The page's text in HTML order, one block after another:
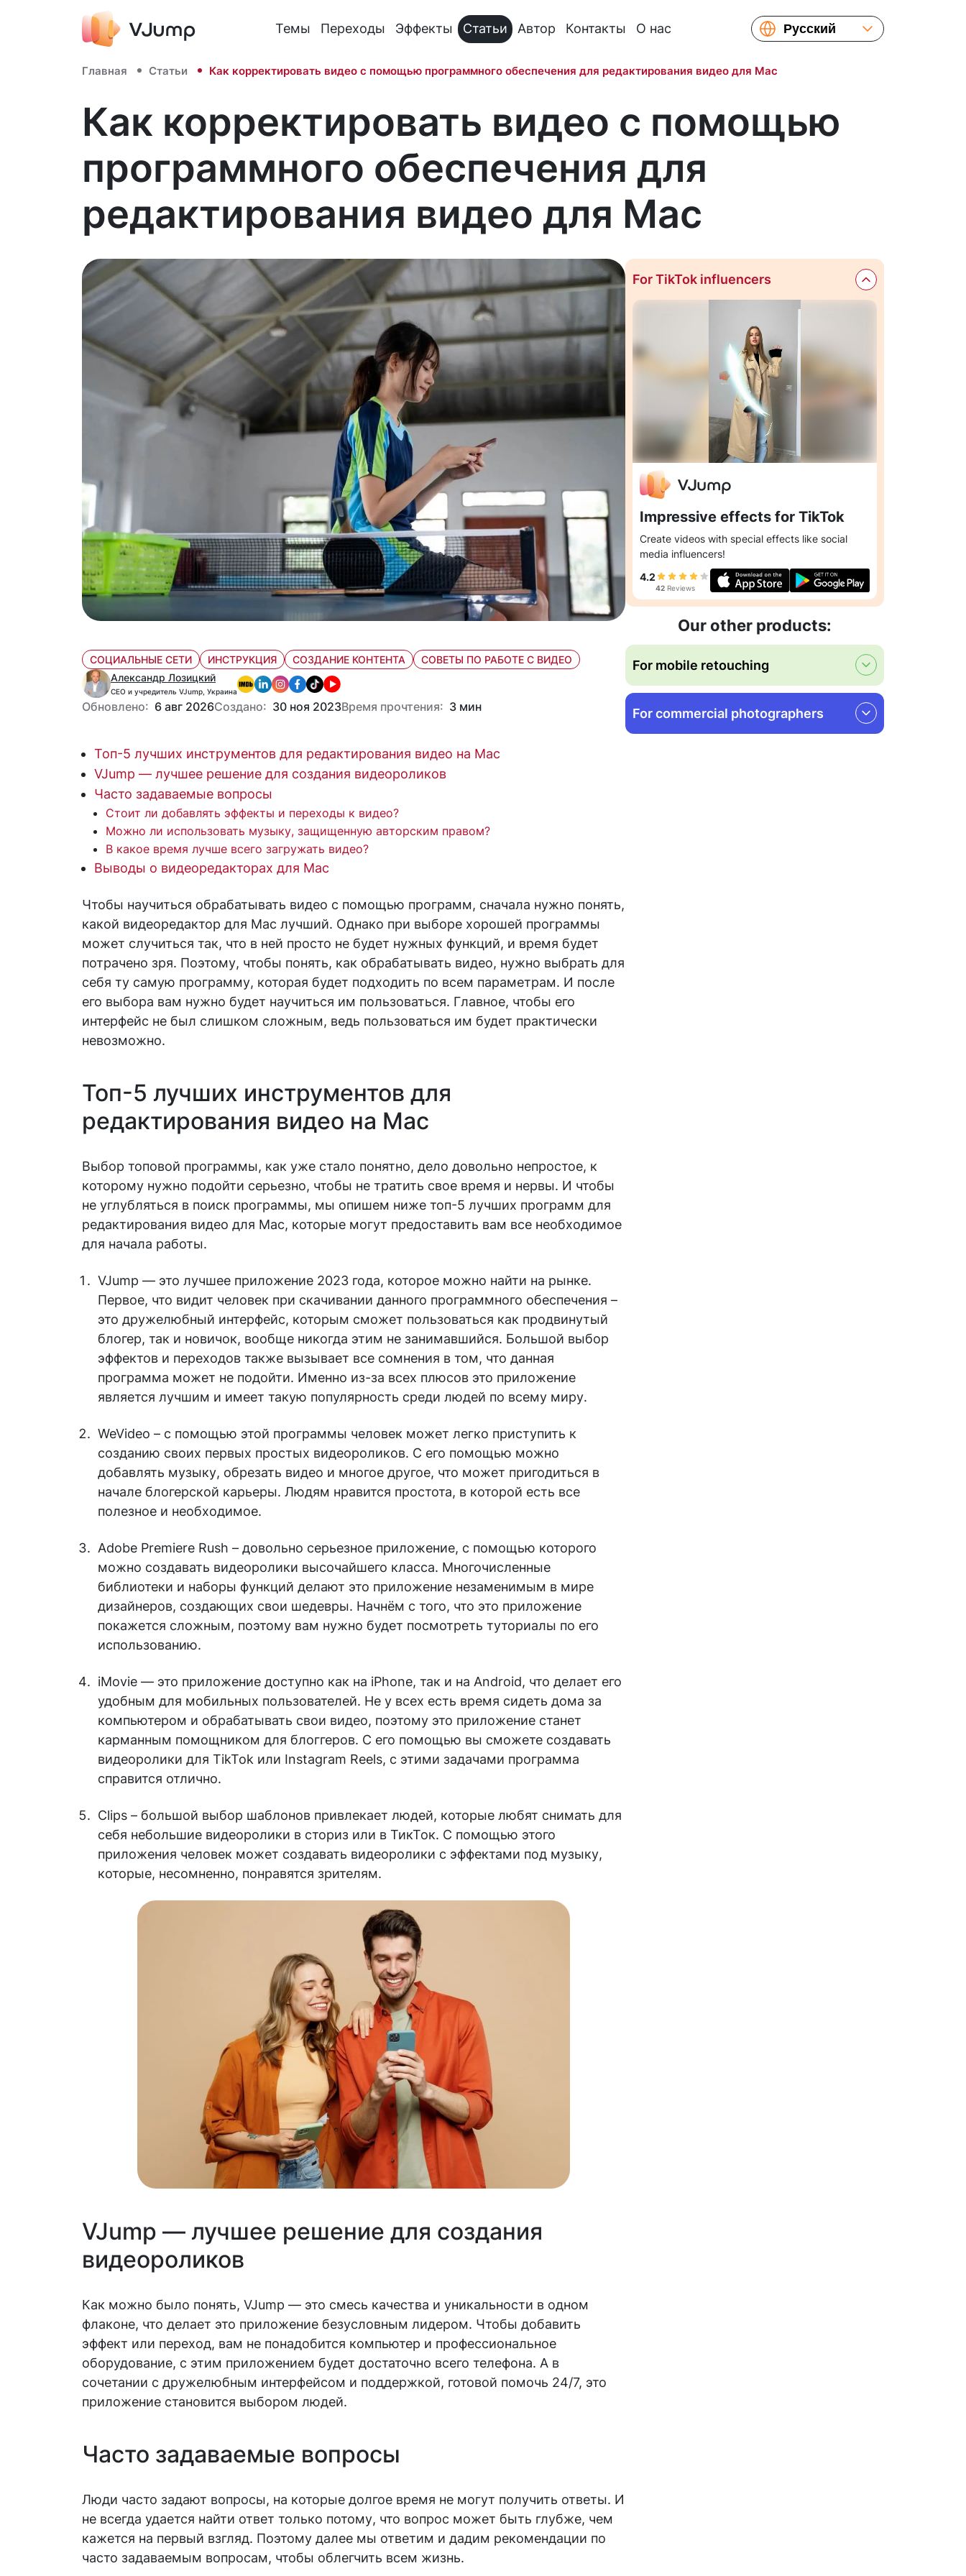
Темы Переходы Эффекты Статьи Автор Контакты О нас
Русский
Главная Статьи Как корректировать видео с помощью программного обеспечения для редактирования видео для Mac
Как корректировать видео с помощью
программного обеспечения для
редактирования видео для Mac
СОЦИАЛЬНЫЕ СЕТИ ИНСТРУКЦИЯ СОЗДАНИЕ КОНТЕНТА
СОВЕТЫ ПО РАБОТЕ С ВИДЕО
Александр Лозицкий
CEO и учредитель VJump, Украина
Обновлено: 6 авг 2026Создано: 30 ноя 2023Время прочтения: 3 мин
Топ-5 лучших инструментов для редактирования видео на Mac
VJump — лучшее решение для создания видеороликов
Часто задаваемые вопросы
Стоит ли добавлять эффекты и переходы к видео?
Можно ли использовать музыку, защищенную авторским правом?
В какое время лучше всего загружать видео?
Выводы о видеоредакторах для Mac
Чтобы научиться обрабатывать видео с помощью программ, сначала нужно понять,
какой видеоредактор для Mac лучший. Однако при выборе хорошей программы
может случиться так, что в ней просто не будет нужных функций, и время будет
потрачено зря. Поэтому, чтобы понять, как обрабатывать видео, нужно выбрать для
себя ту самую программу, которая будет подходить по всем параметрам. И после
его выбора вам нужно будет научиться им пользоваться. Главное, чтобы его
интерфейс не был слишком сложным, ведь пользоваться им будет практически
невозможно.
Топ-5 лучших инструментов для
редактирования видео на Mac
Выбор топовой программы, как уже стало понятно, дело довольно непростое, к
которому нужно подойти серьезно, чтобы не тратить свое время и нервы. И чтобы
не углубляться в поиск программы, мы опишем ниже топ-5 лучших программ для
редактирования видео для Mac, которые могут предоставить вам все необходимое
для начала работы.
VJump — это лучшее приложение 2023 года, которое можно найти на рынке.
Первое, что видит человек при скачивании данного программного обеспечения –
это дружелюбный интерфейс, которым сможет пользоваться как продвинутый
блогер, так и новичок, вообще никогда этим не занимавшийся. Большой выбор
эффектов и переходов также вызывает все сомнения в том, что данная
программа может не подойти. Именно из-за всех плюсов это приложение
является лучшим и имеет такую популярность среди людей по всему миру.
WeVideo – с помощью этой программы человек может легко приступить к
созданию своих первых простых видеороликов. С его помощью можно
добавлять музыку, обрезать видео и многое другое, что может пригодиться в
начале блогерской карьеры. Людям нравится простота, в которой есть все
полезное и необходимое.
Adobe Premiere Rush – довольно серьезное приложение, с помощью которого
можно создавать видеоролики высочайшего класса. Многочисленные
библиотеки и наборы функций делают это приложение незаменимым в мире
дизайнеров, создающих свои шедевры. Начнём с того, что это приложение
покажется сложным, поэтому вам нужно будет посмотреть туториалы по его
использованию.
iMovie — это приложение доступно как на iPhone, так и на Android, что делает его
удобным для мобильных пользователей. Не у всех есть время сидеть дома за
компьютером и обрабатывать свои видео, поэтому это приложение станет
карманным помощником для блоггеров. С его помощью вы сможете создавать
видеоролики для TikTok или Instagram Reels, с этими задачами программа
справится отлично.
Clips – большой выбор шаблонов привлекает людей, которые любят снимать для
себя небольшие видеоролики в сториз или в ТикТок. С помощью этого
приложения человек может создавать видеоролики с эффектами под музыку,
которые, несомненно, понравятся зрителям.
VJump — лучшее решение для создания
видеороликов
Как можно было понять, VJump — это смесь качества и уникальности в одном
флаконе, что делает это приложение безусловным лидером. Чтобы добавить
эффект или переход, вам не понадобится компьютер и профессиональное
оборудование, с этим приложением будет достаточно всего телефона. А в
сочетании с дружелюбным интерфейсом и поддержкой, готовой помочь 24/7, это
приложение становится выбором людей.
Часто задаваемые вопросы
Люди часто задают вопросы, на которые долгое время не могут получить ответы. И
не всегда удается найти ответ только потому, что вопрос может быть глубже, чем
кажется на первый взгляд. Поэтому далее мы ответим и дадим рекомендации по
часто задаваемым вопросам, чтобы облегчить всем жизнь.
For TikTok influencers
Impressive effects for TikTok
Create videos with special effects like social
media influencers!
4.2
42Reviews
Our other products:
For mobile retouching
For commercial photographers